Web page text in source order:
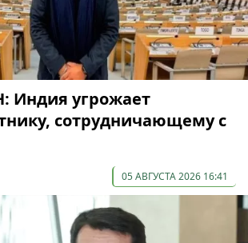
Индия угрожает
сотрудничающему с
05 АВГУСТА 2026 16:41